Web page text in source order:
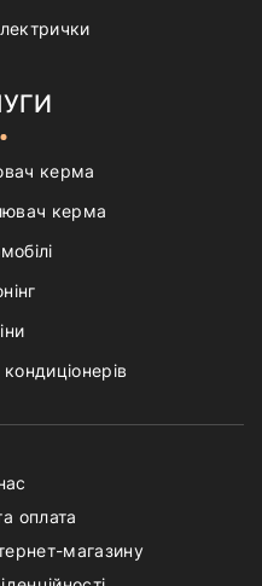
керма
керма
оплата
магазину